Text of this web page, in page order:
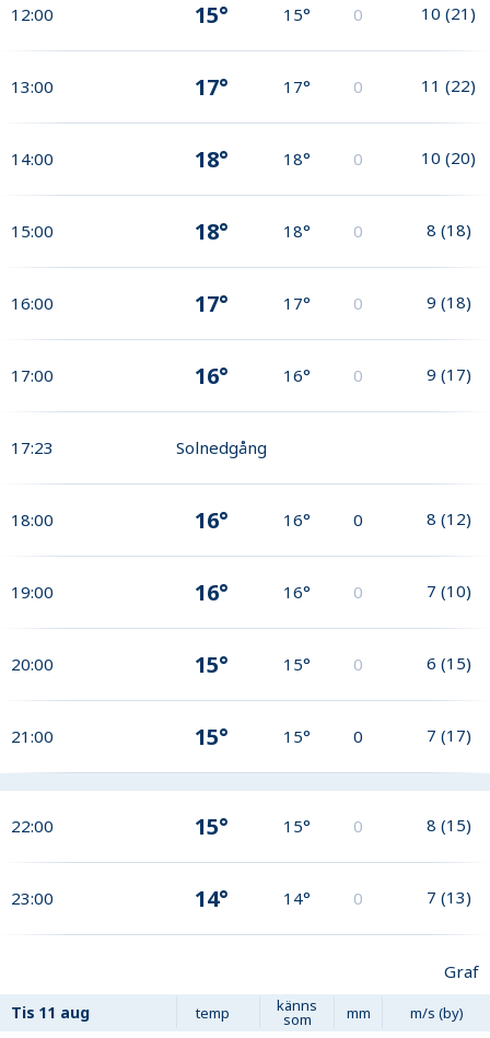
12:00 15° 15° 0 10 (21)
13:00 17° 17° 0 11 (22)
14:00 18° 18° 0 10 (20)
15:00 18° 18° 0 8 (18)
16:00 17° 17° 0 9 (18)
17:00 16° 16° 0 9 (17)
17:23 Solnedgång
18:00 16° 16° 0 8 (12)
19:00 16° 16° 0 7 (10)
20:00 15° 15° 0 6 (15)
21:00 15° 15° 0 7 (17)
22:00 15° 15° 0 8 (15)
23:00 14° 14° 0 7 (13)
Graf
Tis 11 aug temp känns
som mm m/s (by)